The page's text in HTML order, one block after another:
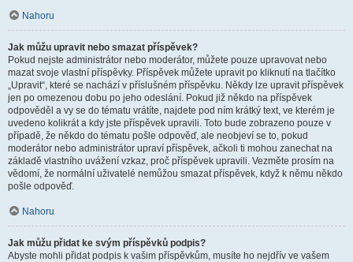
Nahoru
Jak můžu upravit nebo smazat příspěvek?
Pokud nejste administrátor nebo moderátor, můžete pouze upravovat nebo
mazat svoje vlastní příspěvky. Příspěvek můžete upravit po kliknutí na tlačítko
„Upravit“, které se nachází v příslušném příspěvku. Někdy lze upravit příspěvek
jen po omezenou dobu po jeho odeslání. Pokud již někdo na příspěvek
odpověděl a vy se do tématu vrátíte, najdete pod ním krátký text, ve kterém je
uvedeno kolikrát a kdy jste příspěvek upravili. Toto bude zobrazeno pouze v
případě, že někdo do tématu pošle odpověď, ale neobjeví se to, pokud
moderátor nebo administrátor upraví příspěvek, ačkoli ti mohou zanechat na
základě vlastního uvážení vzkaz, proč příspěvek upravili. Vezměte prosím na
vědomí, že normální uživatelé nemůžou smazat příspěvek, když k němu někdo
pošle odpověď.
Nahoru
Jak můžu přidat ke svým příspěvků podpis?
Abyste mohli přidat podpis k vašim příspěvkům, musíte ho nejdřív ve vašem